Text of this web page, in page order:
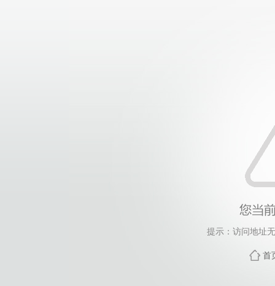
提示：访问地址
首